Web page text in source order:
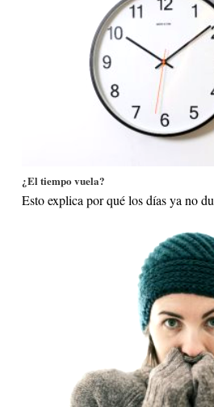
¿El tiempo vuela?
Esto explica por qué los días ya no